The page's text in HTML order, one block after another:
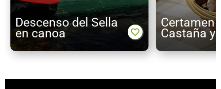
Descenso del Sella
en canoa
Certamen
Castaña y